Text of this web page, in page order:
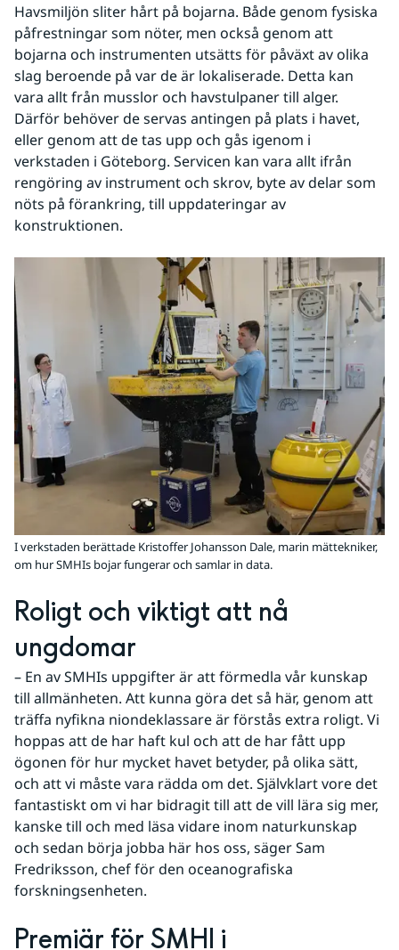
Havsmiljön sliter hårt på bojarna. Både genom fysiska
påfrestningar som nöter, men också genom att
bojarna och instrumenten utsätts för påväxt av olika
slag beroende på var de är lokaliserade. Detta kan
vara allt från musslor och havstulpaner till alger.
Därför behöver de servas antingen på plats i havet,
eller genom att de tas upp och gås igenom i
verkstaden i Göteborg. Servicen kan vara allt ifrån
rengöring av instrument och skrov, byte av delar som
nöts på förankring, till uppdateringar av
konstruktionen.
I verkstaden berättade Kristoffer Johansson Dale, marin mättekniker,
om hur SMHIs bojar fungerar och samlar in data.
Roligt och viktigt att nå
ungdomar
– En av SMHIs uppgifter är att förmedla vår kunskap
till allmänheten. Att kunna göra det så här, genom att
träffa nyfikna niondeklassare är förstås extra roligt. Vi
hoppas att de har haft kul och att de har fått upp
ögonen för hur mycket havet betyder, på olika sätt,
och att vi måste vara rädda om det. Självklart vore det
fantastiskt om vi har bidragit till att de vill lära sig mer,
kanske till och med läsa vidare inom naturkunskap
och sedan börja jobba här hos oss, säger Sam
Fredriksson, chef för den oceanografiska
forskningsenheten.
Premiär för SMHI i